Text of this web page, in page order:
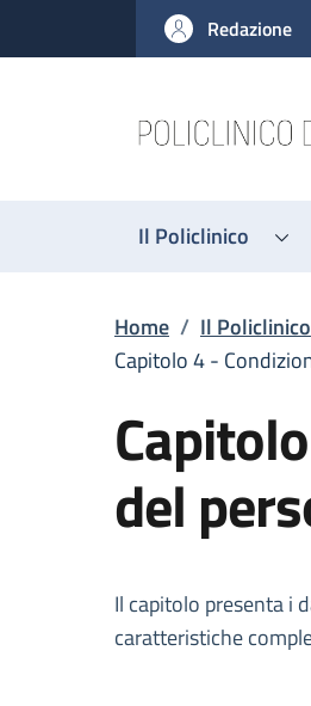
al contenuto principale
to footer content
Redazione
Il Policlinico
Briciole
Home / Il Policlinico
Capitolo 4 -
del
Il capitolo presenta i
caratteristiche